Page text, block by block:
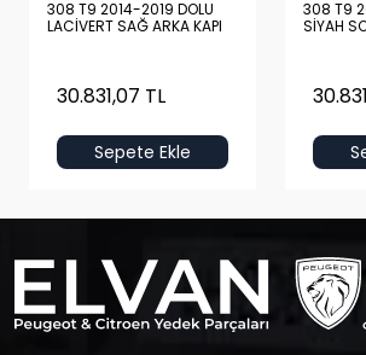
308 T9 2014-2019 DOLU
LACİVERT SAĞ ARKA KAPI
30.831,07 TL
Sepete Ekle
308 T9
SİYAH